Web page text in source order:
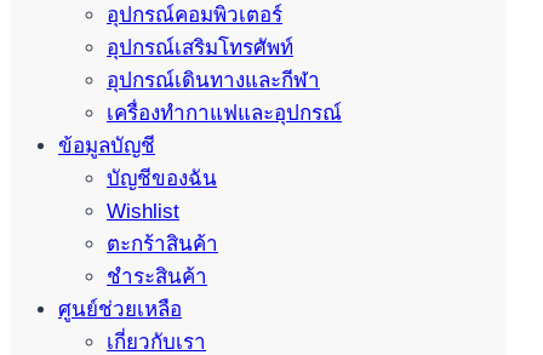
อุปกรณ์คอมพิวเตอร์
อุปกรณ์เสริมโทรศัพท์
อุปกรณ์เดินทางและกีฬา
เครื่องทำกาแฟและอุปกรณ์
ข้อมูลบัญชี
บัญชีของฉัน
Wishlist
ตะกร้าสินค้า
ชำระสินค้า
ศูนย์ช่วยเหลือ
เกี่ยวกับเรา